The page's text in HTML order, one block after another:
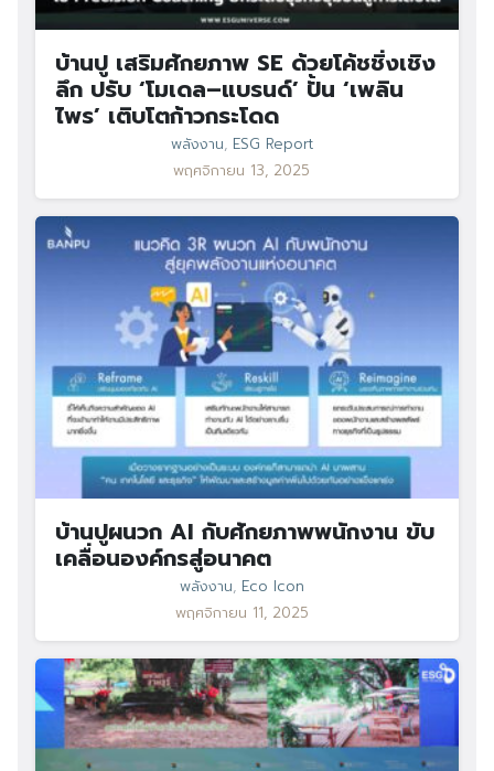
บ้านปู เสริมศักยภาพ SE ด้วยโค้ชชิ่งเชิง
ลึก ปรับ ‘โมเดล–แบรนด์’ ปั้น ‘เพลิน
ไพร’ เติบโตก้าวกระโดด
พลังงาน, ESG Report
พฤศจิกายน 13, 2025
บ้านปูผนวก AI กับศักยภาพพนักงาน ขับ
เคลื่อนองค์กรสู่อนาคต
พลังงาน, Eco Icon
พฤศจิกายน 11, 2025